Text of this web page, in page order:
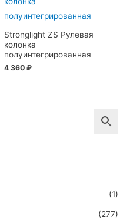
Stronglight ZS Рулевая
колонка
полуинтегрированная
4 360 ₽
(1)
(277)